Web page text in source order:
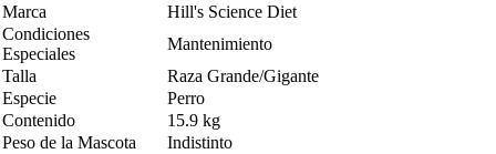
Marca
Hill's Science Diet
Condiciones
Especiales
Mantenimiento
Talla
Raza Grande/Gigante
Especie
Perro
Contenido
15.9 kg
Peso de la Mascota
Indistinto